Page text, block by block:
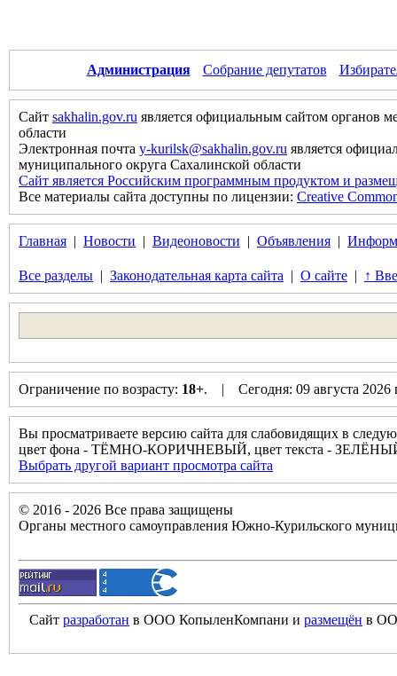
Администрация Собрание депутатов
Сайт sakhalin.gov.ru является официальным сайтом органов
области
Электронная почта y-kurilsk@sakhalin.gov.ru является
муниципального округа Сахалинской области
Сайт является Российским программным продуктом и
Все материалы сайта доступны по лицензии: Creative
Главная | Новости | Видеоновости | Объявления |
Все разделы | Законодательная карта сайта | О сайте | ↑
Ограничение по возрасту: 18+. | Сегодня: 09 августа
Вы просматриваете версию сайта для слабовидящих в
цвет фона - ТЁМНО-КОРИЧНЕВЫЙ, цвет текста -
Выбрать другой вариант просмотра сайта
© 2016 - 2026 Все права защищены
Органы местного самоуправления Южно-Курильского
Сайт разработан в ООО КопыленКомпани и размещён в